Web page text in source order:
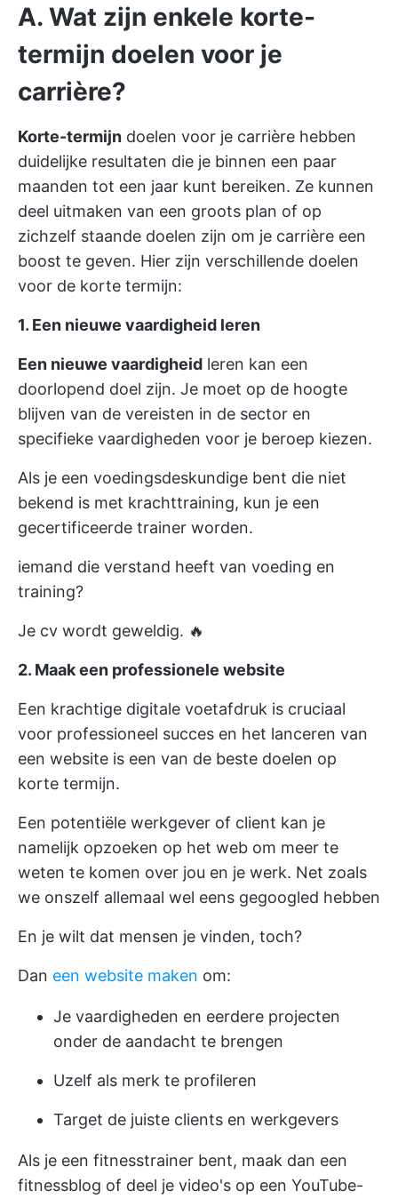
A. Wat zijn enkele korte-
termijn doelen voor je
carrière?
Korte-termijn doelen voor je carrière hebben
duidelijke resultaten die je binnen een paar
maanden tot een jaar kunt bereiken. Ze kunnen
deel uitmaken van een groots plan of op
zichzelf staande doelen zijn om je carrière een
boost te geven. Hier zijn verschillende doelen
voor de korte termijn:
1. Een nieuwe vaardigheid leren
Een nieuwe vaardigheid leren kan een
doorlopend doel zijn. Je moet op de hoogte
blijven van de vereisten in de sector en
specifieke vaardigheden voor je beroep kiezen.
Als je een voedingsdeskundige bent die niet
bekend is met krachttraining, kun je een
gecertificeerde trainer worden.
iemand die verstand heeft van voeding en
training?
Je cv wordt geweldig. 🔥
2. Maak een professionele website
Een krachtige digitale voetafdruk is cruciaal
voor professioneel succes en het lanceren van
een website is een van de beste doelen op
korte termijn.
Een potentiële werkgever of client kan je
namelijk opzoeken op het web om meer te
weten te komen over jou en je werk. Net zoals
we onszelf allemaal wel eens gegoogled hebben
En je wilt dat mensen je vinden, toch?
Dan een website maken om:
Je vaardigheden en eerdere projecten
onder de aandacht te brengen
Uzelf als merk te profileren
Target de juiste clients en werkgevers
Als je een fitnesstrainer bent, maak dan een
fitnessblog of deel je video's op een YouTube-